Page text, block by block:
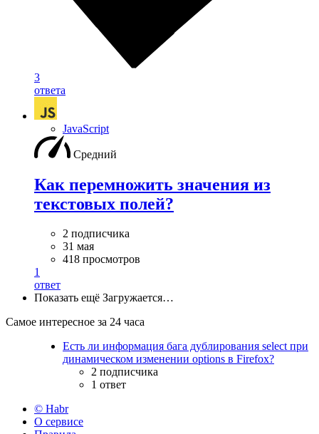
3
ответа
JavaScript
Средний
Как перемножить значения из
текстовых полей?
2 подписчика
31 мая
418 просмотров
1
ответ
Показать ещё Загружается…
Самое интересное за 24 часа
Есть ли информация бага дублирования select при
динамическом изменении options в Firefox?
2 подписчика
1 ответ
© Habr
О сервисе